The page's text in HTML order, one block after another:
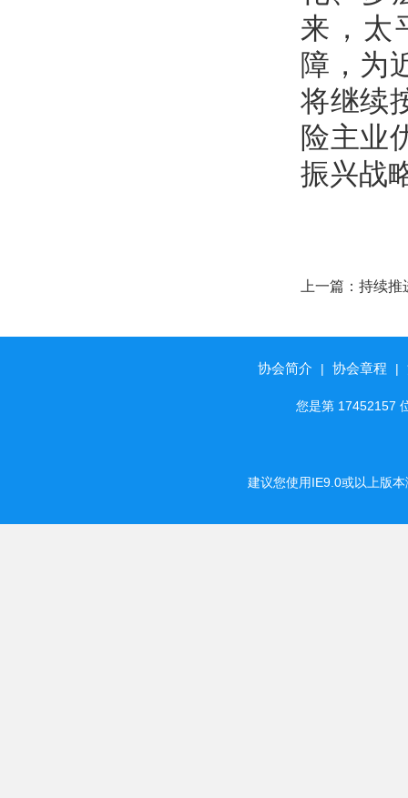
来，太
障，为
将继续
险主业
振兴战
上一篇： 持续推
业保险业最新公
协会简介
| 协会章程 |
您是第 17452157
建议您使用IE9.0或以上版